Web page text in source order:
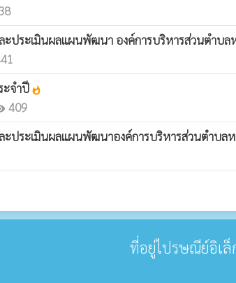
ะประเมินผลแผนพัฒนา องค์การบริหารส่วนตำบ
ะจำปี whatshot
409
ะประเมินผลแผนพัฒนาองค์การบริหารส่วนตำบ
ที่อยู่ไปรษณีย์อิเล็